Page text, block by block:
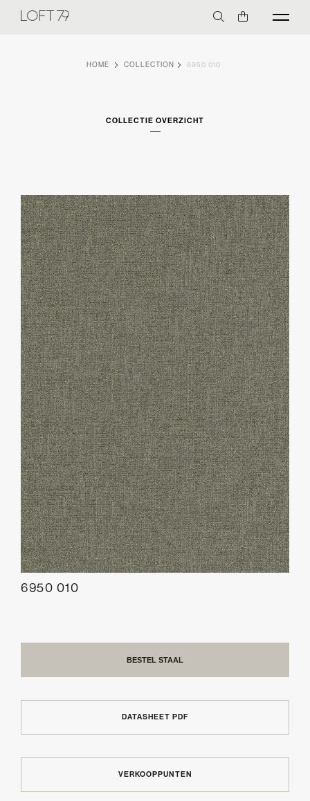
HOME COLLECTION 6950 010
COLLECTIE OVERZICHT
6950 010
BESTEL STAAL
DATASHEET PDF
VERKOOPPUNTEN